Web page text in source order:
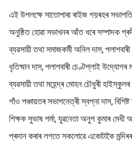
এই উপলক্ষে সাতোপাৰা ৰাইজ গয়ৰহৰ
অনুষ্ঠিত হোৱা সভাখনৰ আঁত ধৰে সম্পাদক
ব্যৱসায়ী তথা সমাজকৰ্মী অনিল দাস,
ধৃতিষ্মান দাস, পলাশবাৰী চেণ্টপ্লাই উদ্যোগৰ
ব্যৱসায়ী তথা মহেন্দ্ৰ মোহন চৌধুৰী হাইস্কুলৰ
গাঁও পঞ্চায়তৰ সভাপনেত্ৰী স্বপ্না দাস,
শিক্ষক সুভাষ শৰ্মা, যুৱনেতা অনুপ কুমাৰ মেধী
প্ৰদান কৰাৰ লগতে সকলোৱে একোটাকৈ